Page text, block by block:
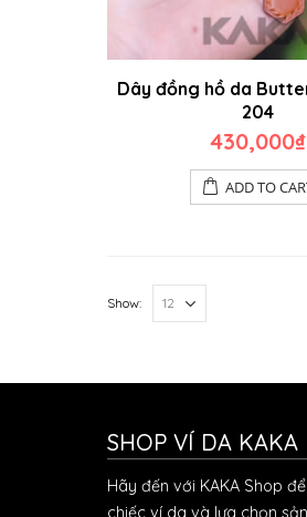
Dây đồng hồ da
204
430,000₫
ADD TO
Show:
SHOP VÍ DA KAKA
Hãy đến với KAKA Shop
chiếc ví da và lựa chọn